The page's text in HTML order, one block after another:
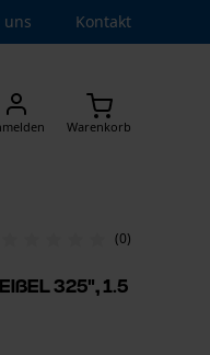
uns Kontakt
Warenkorb
(0)
325", 1.5